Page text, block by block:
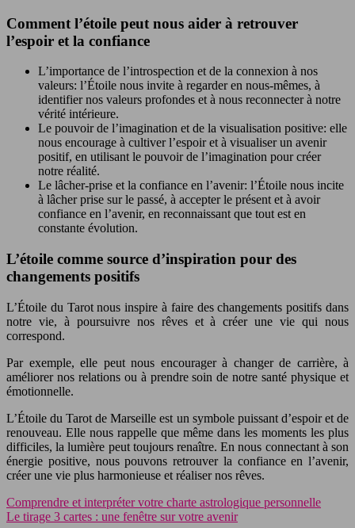
Comment l’étoile peut nous aider à retrouver
l’espoir et la confiance
L’importance de l’introspection et de la connexion à nos
valeurs: l’Étoile nous invite à regarder en nous-mêmes, à
identifier nos valeurs profondes et à nous reconnecter à notre
vérité intérieure.
Le pouvoir de l’imagination et de la visualisation positive: elle
nous encourage à cultiver l’espoir et à visualiser un avenir
positif, en utilisant le pouvoir de l’imagination pour créer
notre réalité.
Le lâcher-prise et la confiance en l’avenir: l’Étoile nous incite
à lâcher prise sur le passé, à accepter le présent et à avoir
confiance en l’avenir, en reconnaissant que tout est en
constante évolution.
L’étoile comme source d’inspiration pour des
changements positifs
L’Étoile du Tarot nous inspire à faire des changements positifs dans
notre vie, à poursuivre nos rêves et à créer une vie qui nous
correspond.
Par exemple, elle peut nous encourager à changer de carrière, à
améliorer nos relations ou à prendre soin de notre santé physique et
émotionnelle.
L’Étoile du Tarot de Marseille est un symbole puissant d’espoir et de
renouveau. Elle nous rappelle que même dans les moments les plus
difficiles, la lumière peut toujours renaître. En nous connectant à son
énergie positive, nous pouvons retrouver la confiance en l’avenir,
créer une vie plus harmonieuse et réaliser nos rêves.
Comprendre et interpréter votre charte astrologique personnelle
Le tirage 3 cartes : une fenêtre sur votre avenir